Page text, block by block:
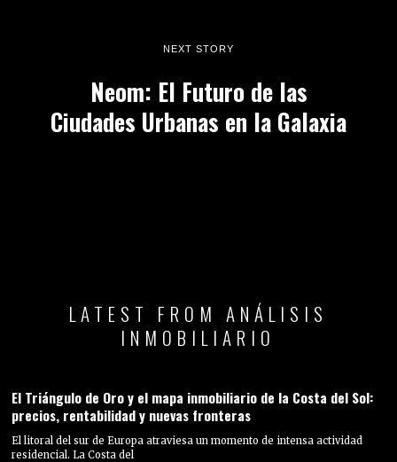
NEXT STORY
Neom: El Futuro de las
Ciudades Urbanas en la Galaxia
LATEST FROM ANÁLISIS
INMOBILIARIO
El Triángulo de Oro y el mapa inmobiliario de la Costa del Sol:
precios, rentabilidad y nuevas fronteras
El litoral del sur de Europa atraviesa un momento de intensa actividad
residencial. La Costa del